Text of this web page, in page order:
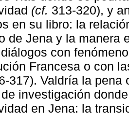
(cf. 313-320), y
en su libro: la
de Jena y la manera
con
Francesa o con
317). Valdría la
investigación
en Jena: la